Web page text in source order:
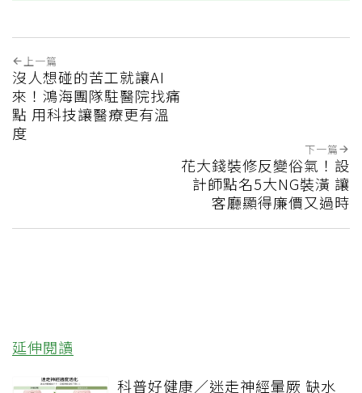
上一篇
沒人想碰的苦工就讓AI
來！鴻海團隊駐醫院找痛
點 用科技讓醫療更有溫
度
下一篇
花大錢裝修反變俗氣！設
計師點名5大NG裝潢 讓
客廳顯得廉價又過時
延伸閱讀
科普好健康／迷走神經暈厥 缺水